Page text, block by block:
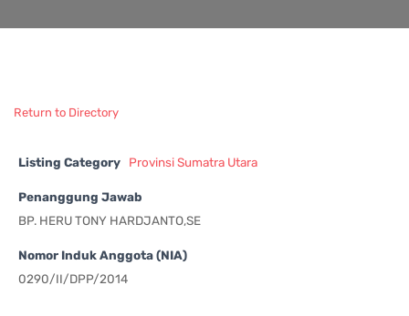
Return to Directory
Listing Category Provinsi Sumatra Utara
Penanggung Jawab
BP. HERU TONY HARDJANTO,SE
Nomor Induk Anggota (NIA)
0290/II/DPP/2014